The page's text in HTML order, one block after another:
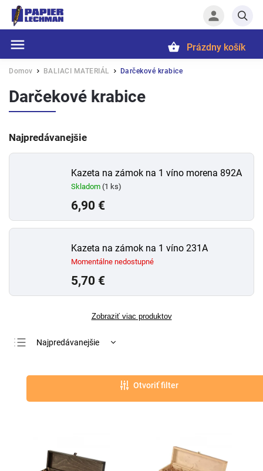
Prázdny košík
Domov / BALIACI MATERIÁL / Darčekové krabice
Darčekové krabice
Najpredávanejšie
Kazeta na zámok na 1 víno morena 892A
Skladom (1 ks)
6,90 €
Kazeta na zámok na 1 víno 231A
Momentálne nedostupné
5,70 €
Zobraziť viac produktov
Najpredávanejšie
Otvoriť filter